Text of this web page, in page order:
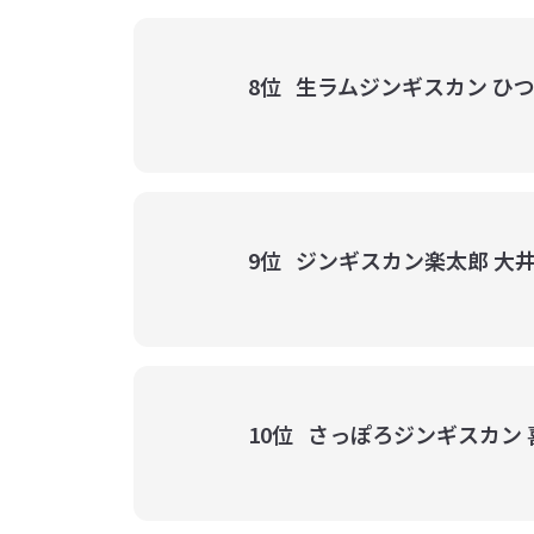
8位 生ラムジンギスカン ひ
9位 ジンギスカン楽太郎 大
10位 さっぽろジンギスカン